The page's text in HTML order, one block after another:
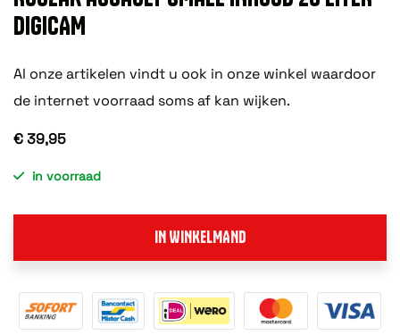
DIGICAM
Al onze artikelen vindt u ook in onze winkel waardoor
de internet voorraad soms af kan wijken.
€ 39,95
in voorraad
IN WINKELMAND